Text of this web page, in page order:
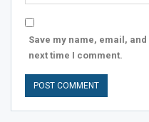
Save my name, email,
next time I comment.